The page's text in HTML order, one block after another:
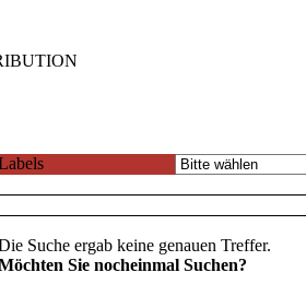
Suche ergab keine genauen Treffer.
Sie nocheinmal Suchen?